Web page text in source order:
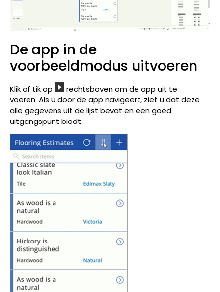
De app in de
voorbeeldmodus uitvoeren
Klik of tik op
rechtsboven om de app uit te
voeren. Als u door de app navigeert, ziet u dat deze
alle gegevens uit de lijst bevat en een goed
uitgangspunt biedt.